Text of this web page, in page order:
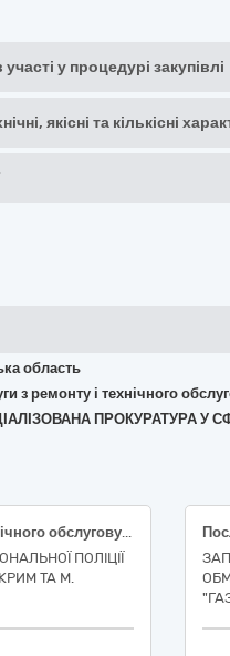
у процедурі закупівлі
якісні та кількісні
область
з ремонту і технічного
ПРОКУРАТУРА
Послуги з гарантійного технічного обслуговування та поточного ремонту спеціалізованого транспортного засобу
ПОЛІЦІЇ
ТА М.